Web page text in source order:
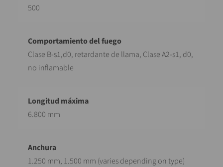
500
Clase B-s1,d0, retardante de llama, Clase A2-s1, d0,
no inflamable
6.800 mm
1.250 mm, 1.500 mm (varies depending on type)